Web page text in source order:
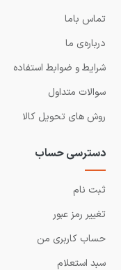
تماس باما
درباره‌ی ما
شرایط و ضوابط استفاده
سوالات متداول
روش های تحویل کالا
دسترسی حساب
ثبت نام
تغییر رمز عبور
حساب کاربری من
سبد استعلام